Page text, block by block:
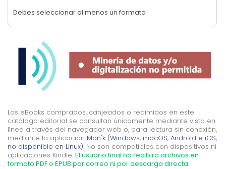
Debes seleccionar al menos un formato
Los eBooks comprados, canjeados o redimidos en este
catálogo editorial se consultan únicamente mediante vista en
línea a través del navegador web o, para lectura sin conexión,
mediante la aplicación Mon'k (Windows, macOS, Android e iOS,
no disponible en Linux). No son compatibles con dispositivos ni
aplicaciones Kindle. El usuario final no recibirá archivos en
formato PDF o EPUB por correo ni por descarga directa.